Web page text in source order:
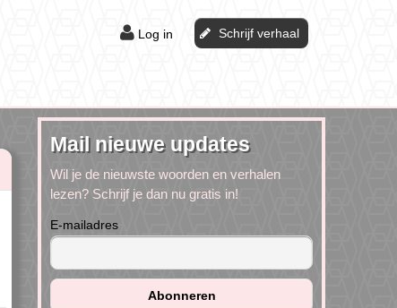
Log in Schrijf verhaal
Mail nieuwe updates
Wil je de nieuwste woorden en verhalen
lezen? Schrijf je dan nu gratis in!
E-mailadres